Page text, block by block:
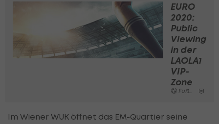
EURO
2020:
Public
Viewing
in der
LAOLA1
VIP-
Zone
Fußball
Im Wiener WUK öffnet das EM-Quartier seine